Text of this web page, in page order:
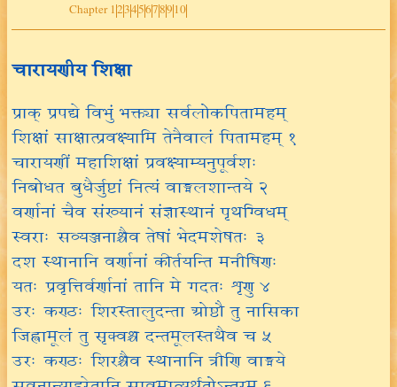
Chapter 123456789 10
चारायणीय शिक्षा
प्राक् प्रपद्ये विभुं भक्त्या सर्वलोकपितामहम्
शिक्षां साक्षात्प्रवक्ष्यामि तेनैवालं पितामहम् १
चारायणीं महाशिक्षां प्रवक्ष्याम्यनुपूर्वशः
निबोधत बुधैर्जुष्टां नित्यं वाङ्मलशान्तये २
वर्णानां चैव संख्यानं संज्ञास्थानं पृथग्विधम्
स्वराः सव्यञ्जनाश्चैव तेषां भेदमशेषतः ३
दश स्थानानि वर्णानां कीर्तयन्ति मनीषिणः
यतः प्रवृत्तिर्वर्णानां तानि मे गदतः शृणु ४
उरः कण्ठः शिरस्तालुदन्ता ओष्ठौ तु नासिका
जिह्वामूलं तु सृक्वश्च दन्तमूलस्तथैव च ५
उरः कण्ठः शिरश्चैव स्थानानि त्रीणि वाङ्मये